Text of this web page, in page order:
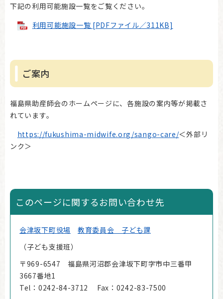
下記の利用可能施設一覧をご覧ください。
利用可能施設一覧 [PDFファイル／311KB]
ご案内
福島県助産師会のホームページに、各施設の案内等が掲載さ
れています。
https://fukushima-midwife.org/sango-care/＜外部リ
ンク＞
このページに関するお問い合わせ先
会津坂下町役場
教育委員会 子ども課
子ども支援班
〒969-6547 福島県河沼郡会津坂下町字市中三番甲
3667番地1
Tel：0242-84-3712
Fax：0242-83-7500